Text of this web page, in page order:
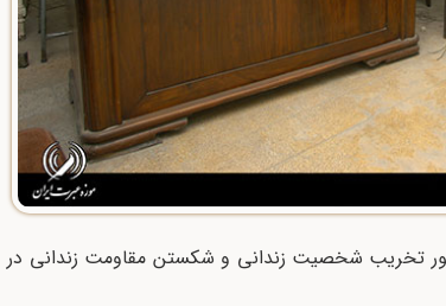
تخریب شخصیت زندانی و شکستن مقاومت زندانی در